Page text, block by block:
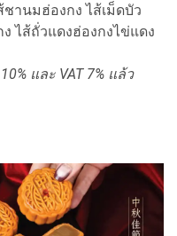
านมฮ่องกง ไส้เม็ดบัว
ไส้ถั่วแดงฮ่องกงไข่แดง
และ VAT 7% แล้ว